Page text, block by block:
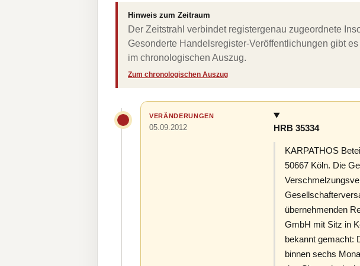
Hinweis zum Zeitraum
Der Zeitstrahl verbindet registergenau zugeordnete
Gesonderte Handelsregister-Veröffentlichungen gibt
im chronologischen Auszug.
Zum chronologischen Auszug
VERÄNDERUNGEN
05.09.2012 HRB 35334
KARPATHOS
50667 Köln. Die
übernehmenden
GmbH mit Sitz in
bekannt gemacht:
binnen sechs